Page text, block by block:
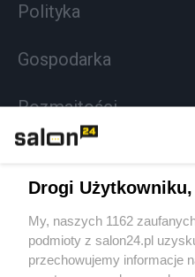
Polityka
Gospodarka
Rozmaitości
Sport
Społeczeństwo
Drogi Użytkowniku,
My, naszych 1162
podmioty z salon24.pl
przechowujemy informacje